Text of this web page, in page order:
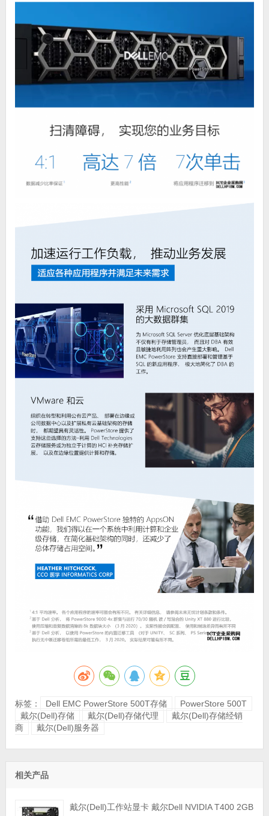
标签： Dell EMC PowerStore 500T存储
PowerStore 500T
戴尔(Dell)存储
戴尔(Dell)存储代理
戴尔(Dell)存储经销
商
戴尔(Dell)服务器
相关产品
戴尔(Dell)工作站显卡 戴尔Dell NVIDIA T400 2GB